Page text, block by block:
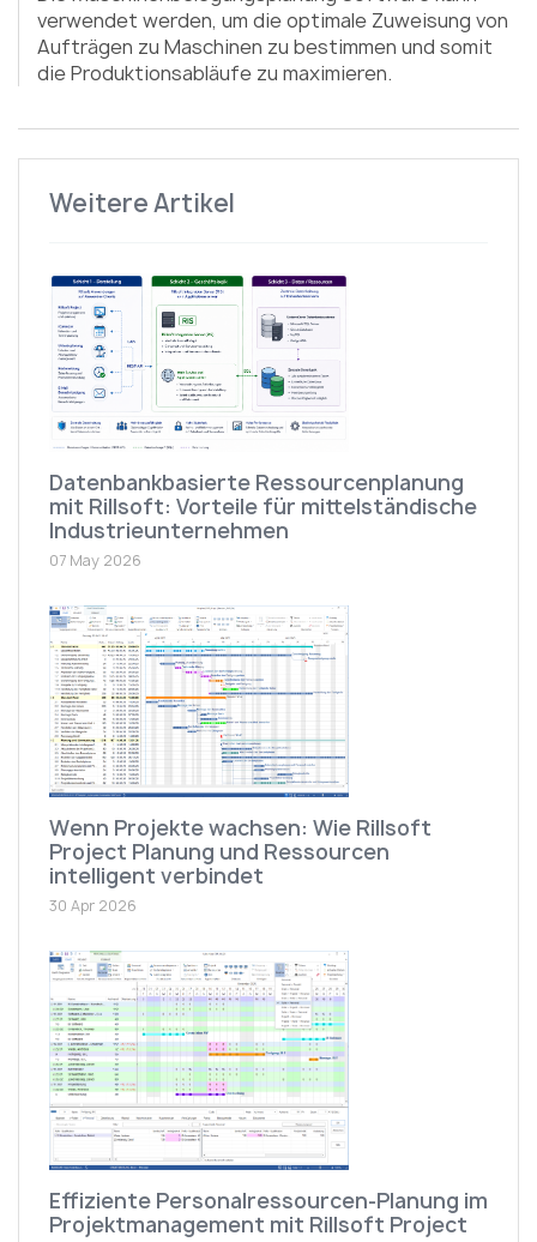
verwendet werden, um die optimale Zuweisung von
Aufträgen zu Maschinen zu bestimmen und somit
die Produktionsabläufe zu maximieren.
Weitere Artikel
Datenbankbasierte Ressourcenplanung
mit Rillsoft: Vorteile für mittelständische
Industrieunternehmen
07 May 2026
Wenn Projekte wachsen: Wie Rillsoft
Project Planung und Ressourcen
intelligent verbindet
30 Apr 2026
Effiziente Personalressourcen-Planung im
Projektmanagement mit Rillsoft Project